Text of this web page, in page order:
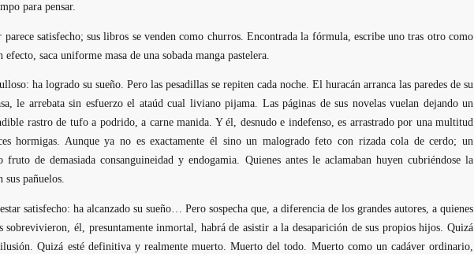
para pensar.
satisfecho; sus libros se venden como churros. Encontrada la fórmula, escribe uno tras otro como
efecto, saca uniforme masa de una sobada manga pastelera.
ha logrado su sueño. Pero las pesadillas se repiten cada noche. El huracán arranca las paredes de su
le arrebata sin esfuerzo el ataúd cual liviano pijama. Las páginas de sus novelas vuelan dejando un
rastro de tufo a podrido, a carne manida. Y él, desnudo e indefenso, es arrastrado por una multitud
hormigas. Aunque ya no es exactamente él sino un malogrado feto con rizada cola de cerdo; un
fruto de demasiada consanguineidad y endogamia. Quienes antes le aclamaban huyen cubriéndose la
sus pañuelos.
satisfecho: ha alcanzado su sueño… Pero sospecha que, a diferencia de los grandes autores, a quienes
sobrevivieron, él, presuntamente inmortal, habrá de asistir a la desaparición de sus propios hijos. Quizá
Quizá esté definitiva y realmente muerto. Muerto del todo. Muerto como un cadáver ordinario,